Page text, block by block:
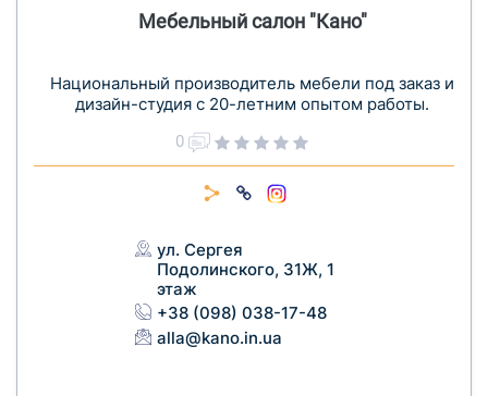
Мебельный салон "Кано"
Национальный производитель мебели под заказ и
дизайн-студия с 20-летним опытом работы.
0
ул. Сергея
Подолинского, 31Ж, 1
этаж
+38 (098) 038-17-48
alla@kano.in.ua